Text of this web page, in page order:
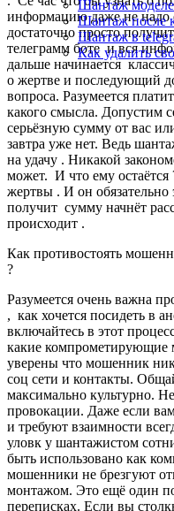
Шантаж
Шантаж после
Шантаж в
Как удалить
информацию даже не надо
достаточно просто
телеграмм боте и вся
дальше начинается
о жертве и последующий
вопроса. Разумеется
какого смысла. Допустим
серьёзную сумму от вас
завтра уже нет. Ведь
на удачу . Никакой
может. И что ему
жертвы . И он
получит сумму начнёт
происходит .
Как противостоять
?
Разумеется очень важна
, как хочется посидеть в
включайтесь в этот
какие компрометирующие
уверены что мошенник
соц сети и контакты.
максимально культурно.
провокации. Даже если
и требуют взаимности
уловк у шантажистом
быть использовано как
мошенники не брезгуют
монтажом. Это ещё один
переписках. Если вы